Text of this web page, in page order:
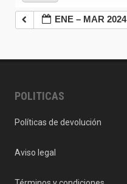
ENE – MAR 2024
POLITICAS
Políticas de devolución
Aviso legal